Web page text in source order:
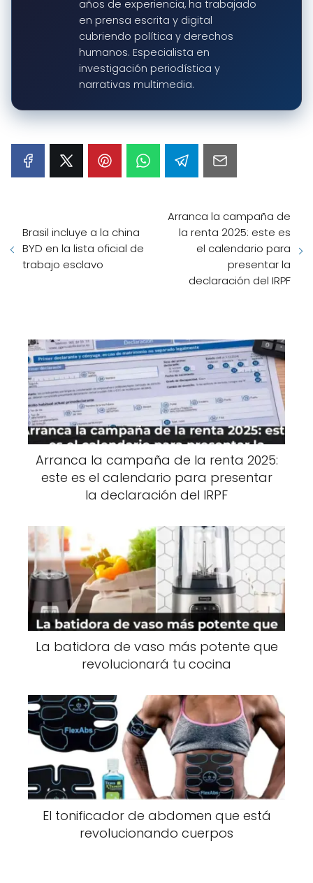
años de experiencia, ha trabajado
en prensa escrita y digital
cubriendo política y derechos
humanos. Especialista en
investigación periodística y
narrativas multimedia.
Brasil incluye a la china
BYD en la lista oficial de
trabajo esclavo
Arranca la campaña de
la renta 2025: este es
el calendario para
presentar la
declaración del IRPF
Arranca la campaña de la renta 2025:
este es el calendario para presentar
la declaración del IRPF
La batidora de vaso más potente que
revolucionará tu cocina
El tonificador de abdomen que está
revolucionando cuerpos